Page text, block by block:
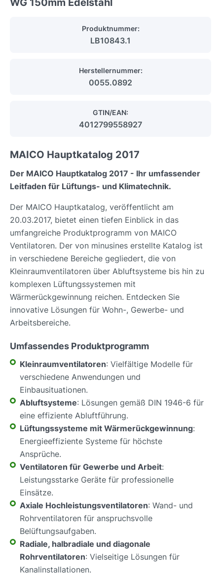
WG 150mm Edelstahl
Produktnummer:
LB10843.1
Herstellernummer:
0055.0892
GTIN/EAN:
4012799558927
MAICO Hauptkatalog 2017
Der MAICO Hauptkatalog 2017 - Ihr umfassender
Leitfaden für Lüftungs- und Klimatechnik.
Der MAICO Hauptkatalog, veröffentlicht am
20.03.2017, bietet einen tiefen Einblick in das
umfangreiche Produktprogramm von MAICO
Ventilatoren. Der von minusines erstellte Katalog ist
in verschiedene Bereiche gegliedert, die von
Kleinraumventilatoren über Abluftsysteme bis hin zu
komplexen Lüftungssystemen mit
Wärmerückgewinnung reichen. Entdecken Sie
innovative Lösungen für Wohn-, Gewerbe- und
Arbeitsbereiche.
Umfassendes Produktprogramm
Kleinraumventilatoren: Vielfältige Modelle für
verschiedene Anwendungen und
Einbausituationen.
Abluftsysteme: Lösungen gemäß DIN 1946-6 für
eine effiziente Abluftführung.
Lüftungssysteme mit Wärmerückgewinnung:
Energieeffiziente Systeme für höchste
Ansprüche.
Ventilatoren für Gewerbe und Arbeit:
Leistungsstarke Geräte für professionelle
Einsätze.
Axiale Hochleistungsventilatoren: Wand- und
Rohrventilatoren für anspruchsvolle
Belüftungsaufgaben.
Radiale, halbradiale und diagonale
Rohrventilatoren: Vielseitige Lösungen für
Kanalinstallationen.